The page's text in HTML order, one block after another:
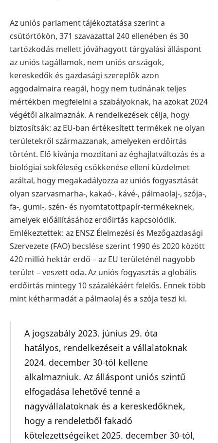
Az uniós parlament tájékoztatása szerint a
csütörtökön, 371 szavazattal 240 ellenében és 30
tartózkodás mellett jóváhagyott tárgyalási álláspont
az uniós tagállamok, nem uniós országok,
kereskedők és gazdasági szereplők azon
aggodalmaira reagál, hogy nem tudnának teljes
mértékben megfelelni a szabályoknak, ha azokat 2024
végétől alkalmaznák. A rendelkezések célja, hogy
biztosítsák: az EU-ban értékesített termékek ne olyan
területekről származzanak, amelyeken erdőirtás
történt. Elő kívánja mozdítani az éghajlatváltozás és a
biológiai sokféleség csökkenése elleni küzdelmet
azáltal, hogy megakadályozza az uniós fogyasztását
olyan szarvasmarha-, kakaó-, kávé-, pálmaolaj-, szója-,
fa-, gumi-, szén- és nyomtatottpapír-termékeknek,
amelyek előállításához erdőirtás kapcsolódik.
Emlékeztettek: az ENSZ Élelmezési és Mezőgazdasági
Szervezete (FAO) becslése szerint 1990 és 2020 között
420 millió hektár erdő – az EU területénél nagyobb
terület – veszett oda. Az uniós fogyasztás a globális
erdőirtás mintegy 10 százalékáért felelős. Ennek több
mint kétharmadát a pálmaolaj és a szója teszi ki.
A jogszabály 2023. június 29. óta
hatályos, rendelkezéseit a vállalatoknak
2024. december 30-tól kellene
alkalmazniuk. Az álláspont uniós szintű
elfogadása lehetővé tenné a
nagyvállalatoknak és a kereskedőknek,
hogy a rendeletből fakadó
kötelezettségeiket 2025. december 30-tól,